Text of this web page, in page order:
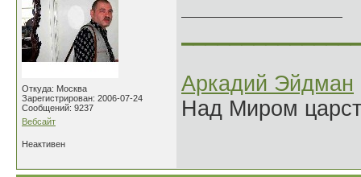
Откуда: Москва
Зарегистрирован: 2006-07-24
Сообщений: 9237
Вебсайт
Аркадий Эйдман
Над Миром
Неактивен